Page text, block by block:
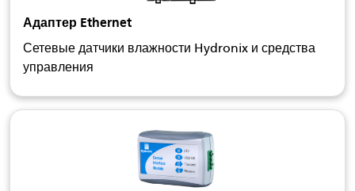
Адаптер Ethernet
Сетевые датчики влажности Hydronix и средства
управления